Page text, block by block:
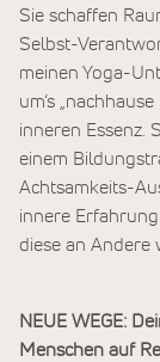
Sie schaffen
Selbst-
meinen Yoga-
um‘s
inneren Essenz.
einem
Achtsamkeits-
innere
diese an Andere
NEUE WEGE:
Menschen auf